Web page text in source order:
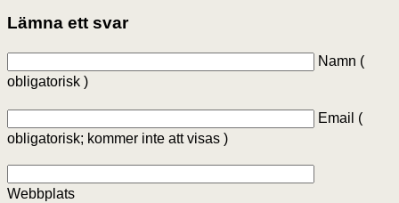
Lämna ett svar
Namn (
obligatorisk )
Email (
obligatorisk; kommer inte att visas )
Webbplats